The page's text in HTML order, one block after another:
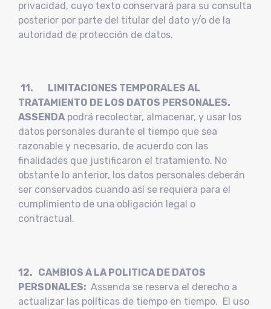
privacidad, cuyo texto conservará para su consulta
posterior por parte del titular del dato y/o de la
autoridad de protección de datos.
11. LIMITACIONES TEMPORALES AL
TRATAMIENTO DE LOS DATOS PERSONALES.
ASSENDApodrá recolectar, almacenar, y usar los
datos personales durante el tiempo que sea
razonable y necesario, de acuerdo con las
finalidades que justificaron el tratamiento. No
obstante lo anterior, los datos personales deberán
ser conservados cuando así se requiera para el
cumplimiento de una obligación legal o
contractual.
12. CAMBIOS A LA POLITICA DE DATOS
PERSONALES: Assenda se reserva el derecho a
actualizar las políticas de tiempo en tiempo. El uso